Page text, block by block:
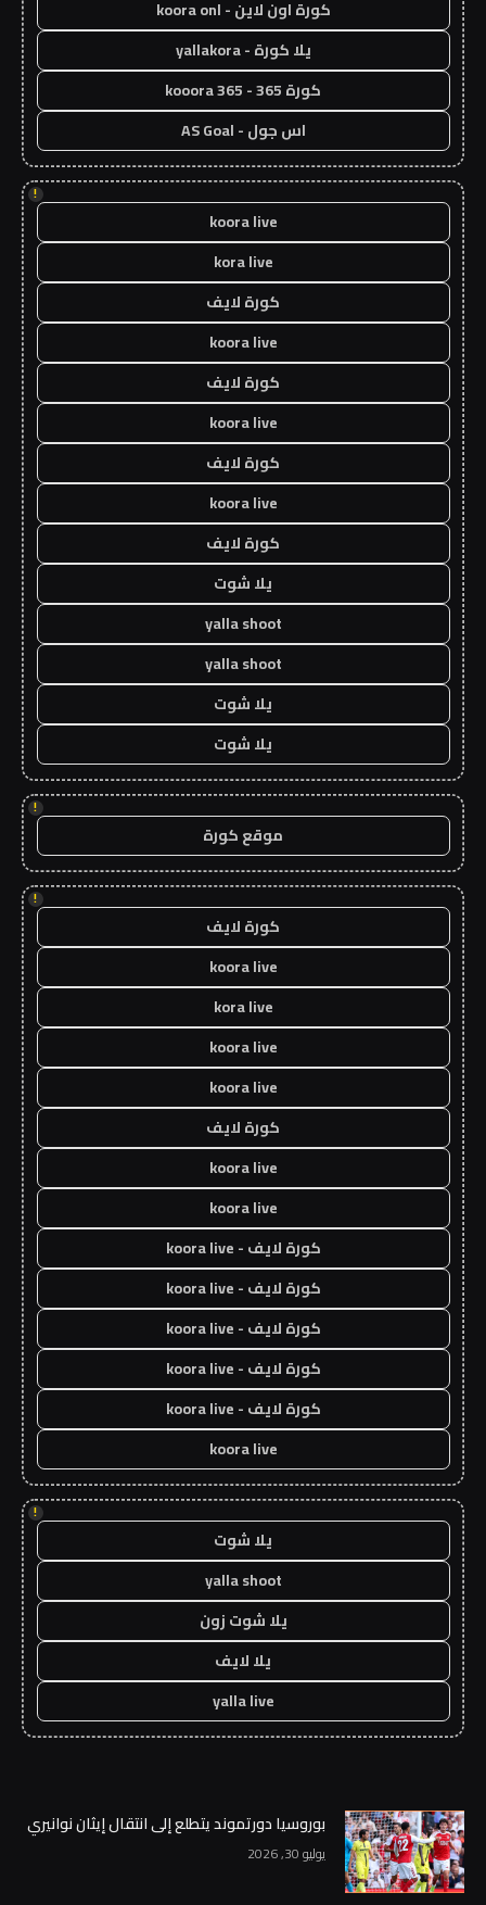
كورة اون لاين - koora onl
يلا كورة - yallakora
كورة 365 - kooora 365
اس جول - AS Goal
!
koora live
kora live
كورة لايف
koora live
كورة لايف
koora live
كورة لايف
koora live
كورة لايف
يلا شوت
yalla shoot
yalla shoot
يلا شوت
يلا شوت
!
موقع كورة
!
كورة لايف
koora live
kora live
koora live
koora live
كورة لايف
koora live
koora live
كورة لايف - koora live
كورة لايف - koora live
كورة لايف - koora live
كورة لايف - koora live
كورة لايف - koora live
koora live
!
يلا شوت
yalla shoot
يلا شوت زون
يلا لايف
yalla live
بوروسيا دورتموند يتطلع إلى انتقال إيثان نوانيري
يوليو 30, 2026